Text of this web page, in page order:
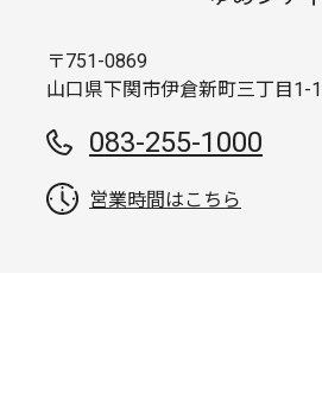
〒751-0869
山口県下関市伊倉新町三丁目1-1
083-255-1000
営業時間はこちら